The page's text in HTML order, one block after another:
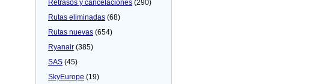
Retrasos y cancelaciones (290)
Rutas eliminadas (68)
Rutas nuevas (654)
Ryanair (385)
SAS (45)
SkyEurope (19)